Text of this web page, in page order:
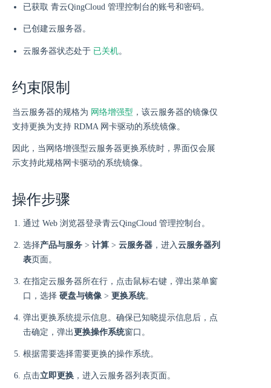
已获取 青云QingCloud 管理控制台的账号和密码。
已创建云服务器。
云服务器状态处于 已关机。
约束限制
当云服务器的规格为 网络增强型 ，该云服务器的镜像仅
支持更换为支持 RDMA 网卡驱动的系统镜像。
因此，当网络增强型云服务器更换系统时，界面仅会展
示支持此规格网卡驱动的系统镜像。
操作步骤
通过 Web 浏览器登录青云QingCloud 管理控制台。
选择产品与服务 > 计算 > 云服务器 ，进入云服务器列
表页面。
在指定云服务器所在行，点击鼠标右键，弹出菜单窗
口，选择 硬盘与镜像 > 更换系统。
弹出更换系统提示信息。确保已知晓提示信息后，点
击确定，弹出 更换操作系统窗口。
根据需要选择需要更换的操作系统。
点击立即更换 ，进入云服务器列表页面。